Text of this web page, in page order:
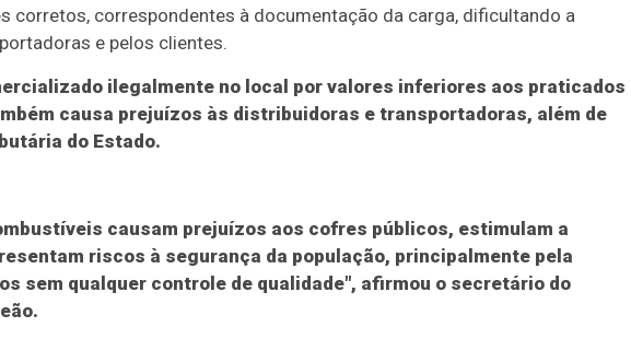
corretos, correspondentes à documentação da carga, dificultando a
e pelos clientes.
ilegalmente no local por valores inferiores aos praticados
causa prejuízos às distribuidoras e transportadoras, além de
do Estado.
causam prejuízos aos cofres públicos, estimulam a
riscos à segurança da população, principalmente pela
sem qualquer controle de qualidade", afirmou o secretário do